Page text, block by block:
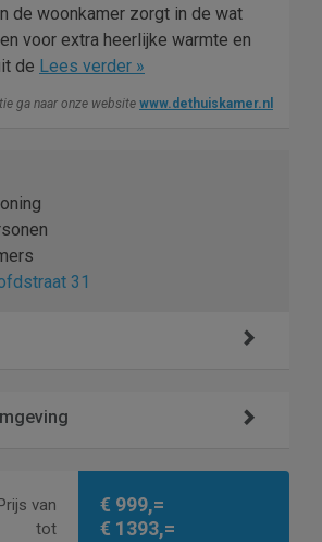
de woonkamer zorgt in de wat
voor extra heerlijke warmte en
de Lees verder »
ga naar onze website www.dethuiskamer.nl
31
Prijs van
tot
€ 999,=
€ 1393,=